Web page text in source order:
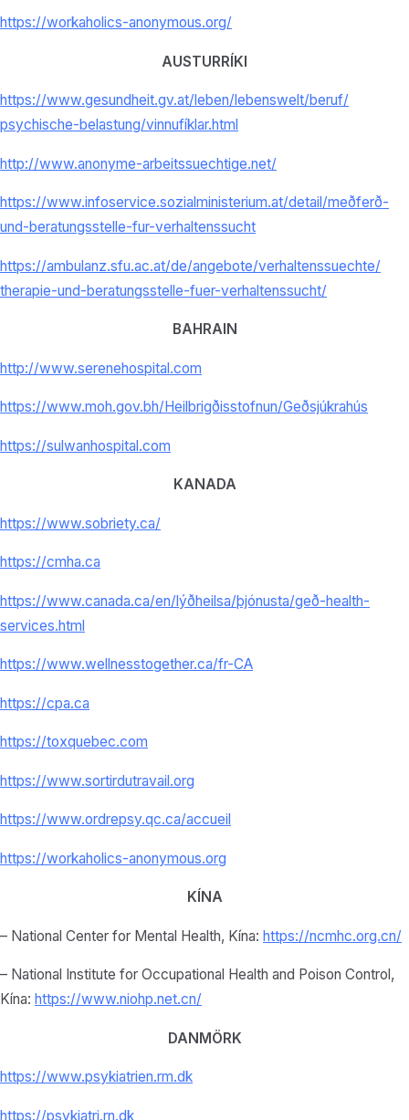
https://workaholics-anonymous.org/
AUSTURRÍKI
https://www.gesundheit.gv.at/ leben/lebenswelt/beruf/
psychische-belastung/vinnufíklar.html
http://www.anonyme-arbeitssuechtige.net/
https://www.infoservice.sozialministerium.at/detail/meðferð-
und-beratungsstelle-fur-verhaltenssucht
https://ambulanz.sfu.ac.at/de/angebote/verhaltenssuechte/
therapie-und-beratungsstelle-fuer-verhaltenssucht/
BAHRAIN
http://www.serenehospital.com
https://www.moh.gov.bh/ Heilbrigðisstofnun/Geðsjúkrahús
https://sulwanhospital.com
KANADA
https://www.sobriety.ca/
https://cmha.ca
https://www.canada.ca/en/lýðheilsa/þjónusta/geð-health-
services.html
https://www.wellnesstogether.ca/fr-CA
https://cpa.ca
https://toxquebec.com
https://www.sortirdutravail.org
https://www.ordrepsy.qc.ca/accueil
https://workaholics-anonymous.org
KÍNA
– National Center for Mental Health, Kína: https://ncmhc.org.cn/
– National Institute for Occupational Health and Poison Control,
Kína: https://www.niohp.net.cn/
DANMÖRK
https://www.psykiatrien.rm.dk
https://psykiatri.rn.dk